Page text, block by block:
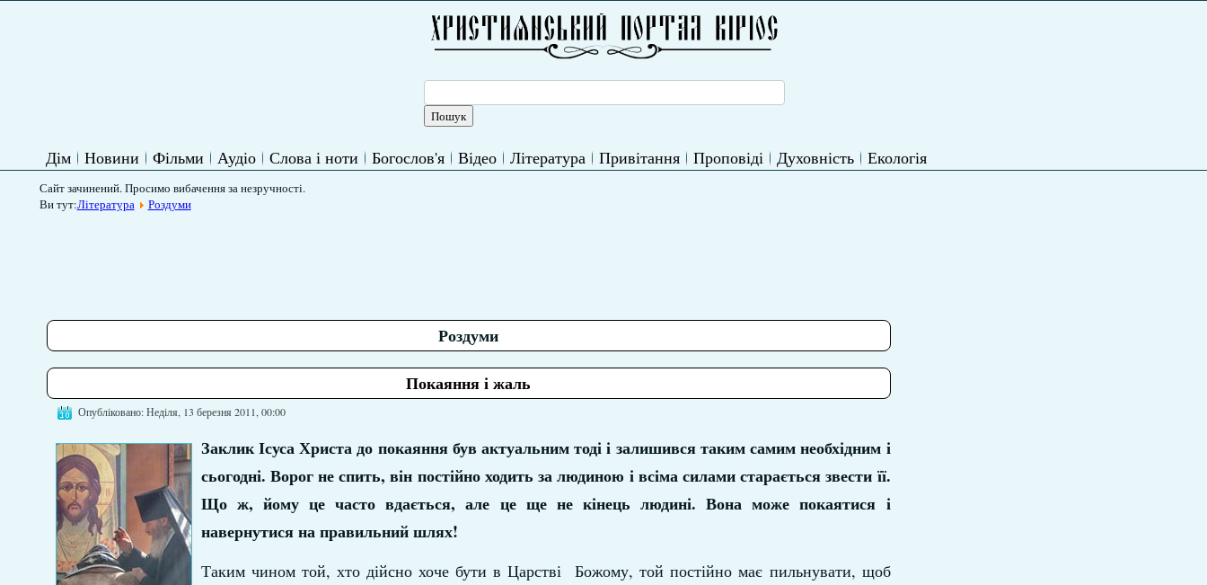
Дім Новини Фільми Аудіо Слова і ноти Богослов'я Відео Література Привітання Проповіді Духовність Екологія
Сайт зачинений. Просимо вибачення за незручності.
Ви тут:Література Роздуми
Роздуми
Покаяння і жаль
Опубліковано: Неділя, 13 березня 2011, 00:00
Заклик Ісуса Христа до покаяння був актуальним тоді і залишився таким самим необхідним і
сьогодні. Ворог не спить, він постійно ходить за людиною і всіма силами старається звести її.
Що ж, йому це часто вдається, але це ще не кінець людині. Вона може покаятися і
навернутися на правильний шлях!
Таким чином той, хто дійсно хоче бути в Царстві Божому, той постійно має пильнувати, щоб